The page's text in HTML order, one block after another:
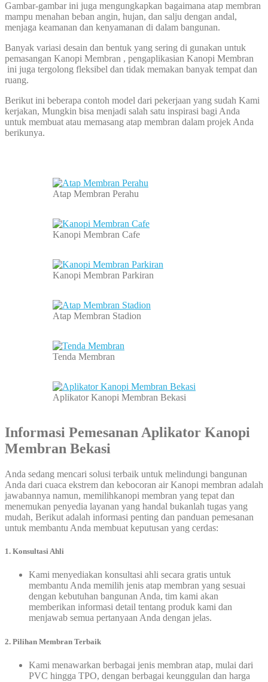
Gambar-gambar ini juga mengungkapkan bagaimana atap membran
mampu menahan beban angin, hujan, dan salju dengan andal,
menjaga keamanan dan kenyamanan di dalam bangunan.
Banyak variasi desain dan bentuk yang sering di gunakan untuk
pemasangan Kanopi Membran , pengaplikasian Kanopi Membran
ini juga tergolong fleksibel dan tidak memakan banyak tempat dan
ruang.
Berikut ini beberapa contoh model dari pekerjaan yang sudah Kami
kerjakan, Mungkin bisa menjadi salah satu inspirasi bagi Anda
untuk membuat atau memasang atap membran dalam projek Anda
berikunya.
Atap Membran Perahu
Kanopi Membran Cafe
Kanopi Membran Parkiran
Atap Membran Stadion
Tenda Membran
Aplikator Kanopi Membran Bekasi
Informasi Pemesanan Aplikator Kanopi
Membran Bekasi
Anda sedang mencari solusi terbaik untuk melindungi bangunan
Anda dari cuaca ekstrem dan kebocoran air Kanopi membran adalah
jawabannya namun, memilihkanopi membran yang tepat dan
menemukan penyedia layanan yang handal bukanlah tugas yang
mudah, Berikut adalah informasi penting dan panduan pemesanan
untuk membantu Anda membuat keputusan yang cerdas:
1. Konsultasi Ahli
Kami menyediakan konsultasi ahli secara gratis untuk
membantu Anda memilih jenis atap membran yang sesuai
dengan kebutuhan bangunan Anda, tim kami akan
memberikan informasi detail tentang produk kami dan
menjawab semua pertanyaan Anda dengan jelas.
2. Pilihan Membran Terbaik
Kami menawarkan berbagai jenis membran atap, mulai dari
PVC hingga TPO, dengan berbagai keunggulan dan harga